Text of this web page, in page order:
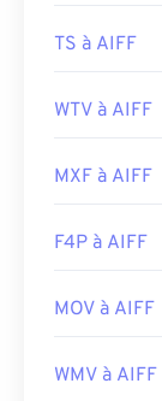
Sortie
https://
TS à AIFF
WTV à AIFF
MXF à AIFF
F4P à AIFF
MOV à AIFF
WMV à AIFF